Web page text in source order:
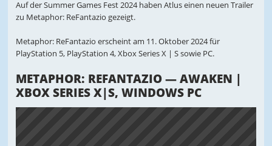
Auf der Summer Games Fest 2024 haben Atlus einen neuen Trailer
zu Metaphor: ReFantazio gezeigt.
Metaphor: ReFantazio erscheint am 11. Oktober 2024 für
PlayStation 5, PlayStation 4, Xbox Series X | S sowie PC.
METAPHOR: REFANTAZIO — AWAKEN |
XBOX SERIES X|S, WINDOWS PC